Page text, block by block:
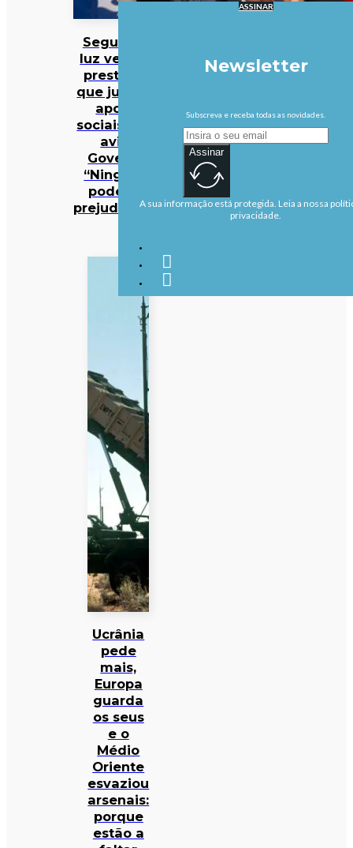
Seguro dá
luz verde à
prestação
que junta 13
apoios
sociais, mas
avisa
Governo:
“Ninguém
pode ser
prejudicado”
Ucrânia
pede
mais,
Europa
guarda
os seus
e o
Médio
Oriente
esvaziou
arsenais:
porque
estão a
ASSINAR
Newsletter
Subscreva e receba todas as novidades.
Assinar
A sua informação está protegida. Leia a nossa
privacidade.